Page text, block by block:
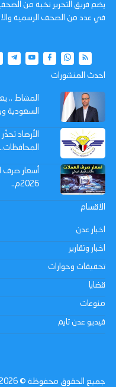
يضم فريق التحرير نخبة من
في عدد من الصحف الرسمية
احدث المنشورات
المشاط ..
السعودية
الأرصاد
المحافظات..
2026م..
الاقسام
اخبار عدن
اخبار وتقارير
تحقيقات وحوارات
قضايا
منوعات
فيديو عدن تايم
جميع الحقوق محفوظة ©